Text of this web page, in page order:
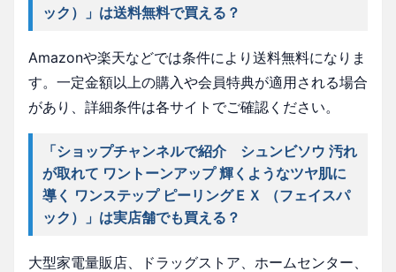
ック）」は送料無料で買える？
Amazonや楽天などでは条件により送料無料になりま
す。一定金額以上の購入や会員特典が適用される場合
があり、詳細条件は各サイトでご確認ください。
「ショップチャンネルで紹介 シュンビソウ 汚れ
が取れて ワントーンアップ 輝くようなツヤ肌に
導く ワンステップ ピーリングＥＸ （フェイスパ
ック）」は実店舗でも買える？
大型家電量販店、ドラッグストア、ホームセンター、